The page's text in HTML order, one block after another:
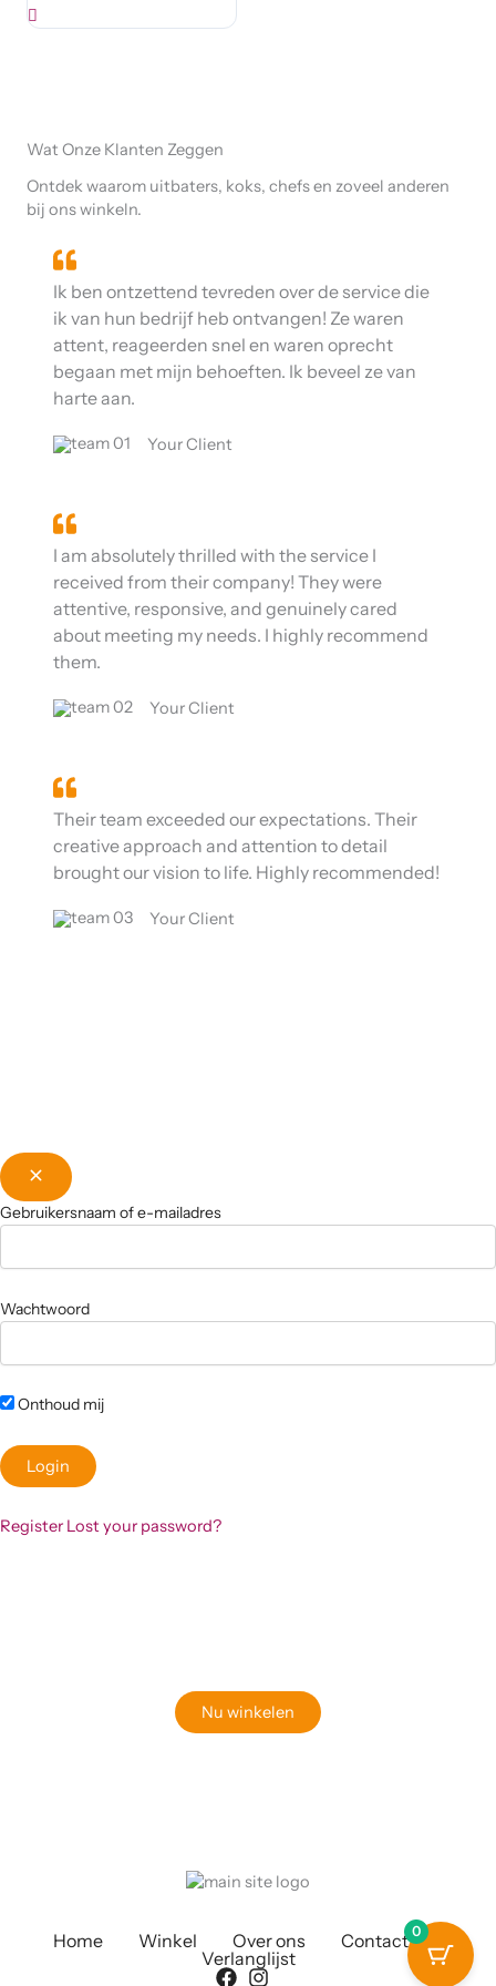
Wat Onze Klanten Zeggen
Ontdek waarom uitbaters, koks, chefs en zoveel anderen
bij ons winkeln.
Ik ben ontzettend tevreden over de service die
ik van hun bedrijf heb ontvangen! Ze waren
attent, reageerden snel en waren oprecht
begaan met mijn behoeften. Ik beveel ze van
harte aan.
Your Client
I am absolutely thrilled with the service I
received from their company! They were
attentive, responsive, and genuinely cared
about meeting my needs. I highly recommend
them.
Your Client
Their team exceeded our expectations. Their
creative approach and attention to detail
brought our vision to life. Highly recommended!
Your Client
Gebruikersnaam of e-mailadres
Wachtwoord
Onthoud mij
Register Lost your password?
Nu winkelen
Home Winkel Over ons
Contact
Verlanglijst
0